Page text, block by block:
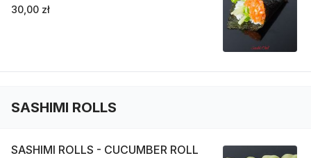
30,00 zł
SASHIMI ROLLS
SASHIMI ROLLS - CUCUMBER ROLL